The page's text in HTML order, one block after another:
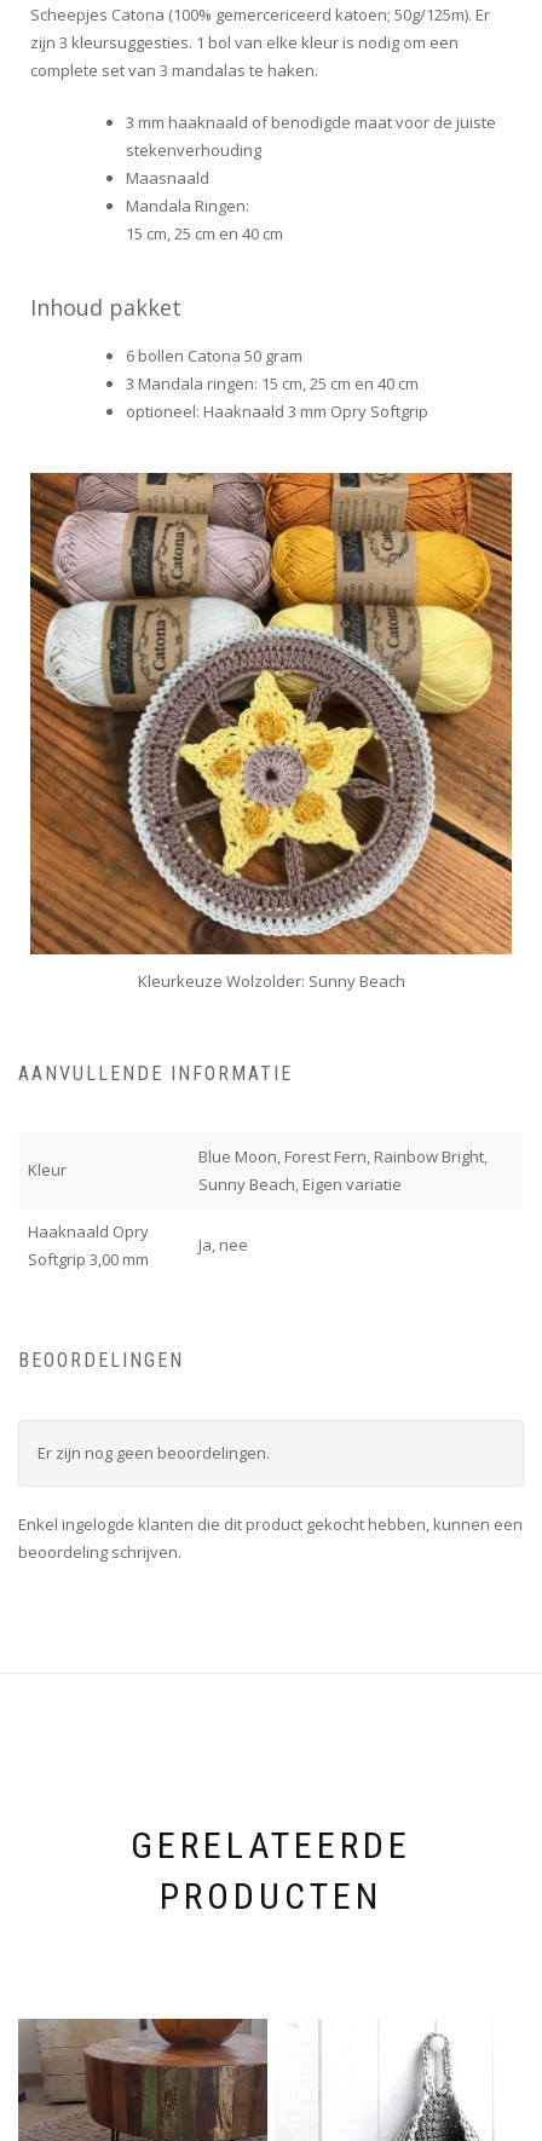
Scheepjes Catona (100% gemercericeerd katoen; 50g/125m). Er
zijn 3 kleursuggesties. 1 bol van elke kleur is nodig om een
complete set van 3 mandalas te haken.
3 mm haaknaald of benodigde maat voor de juiste
stekenverhouding
Maasnaald
Mandala Ringen:
15 cm, 25 cm en 40 cm
Inhoud pakket
6 bollen Catona 50 gram
3 Mandala ringen: 15 cm, 25 cm en 40 cm
optioneel: Haaknaald 3 mm Opry Softgrip
Kleurkeuze Wolzolder: Sunny Beach
AANVULLENDE INFORMATIE
Kleur
Blue Moon, Forest Fern, Rainbow Bright,
Sunny Beach, Eigen variatie
Haaknaald Opry
Softgrip 3,00 mm
Ja, nee
BEOORDELINGEN
Er zijn nog geen beoordelingen.
Enkel ingelogde klanten die dit product gekocht hebben, kunnen een
beoordeling schrijven.
GERELATEERDE
PRODUCTEN